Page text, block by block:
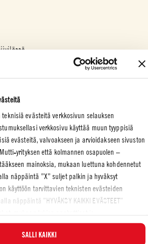
evästeitä verkkosivun selauksen
verkkosivu käyttää muun tyyppisiä
evästeitä, valvoakseen ja arvioidakseen sivuston
yrityksen että kolmannen osapuolen –
mainoksia, mukaan luettuna kohdennetut
näppäintä ”X” suljet palkin ja hyväksyt
käyttöön tarvittavien teknisten evästeiden
näppäintä ”HYVÄKSY KAIKKI EVÄSTEET”
milloin tahansa, mitkä evästeet hyväksyt, ja
”HALLINNOI”-painikkeesta. Lisätietoja
SALLI KAIKKI
sipuli ja valkosipulinkynnet ja kuullota ne
linssit ja vesi ja anna kiehua miedolla
minuuttia.
ja anna kiehua vielä viiden minuutin ajan.
hieman vettä.
ja korianterin kanssa.